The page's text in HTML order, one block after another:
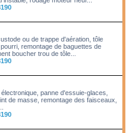
ou de trappe d'aération, tôle
remontage de baguettes de
boucher trou de tôle...
panne d'essuie-glaces,
de masse, remontage des faisceaux,